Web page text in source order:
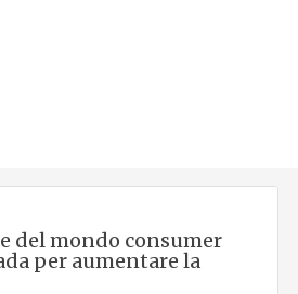
del mondo consumer
per aumentare la